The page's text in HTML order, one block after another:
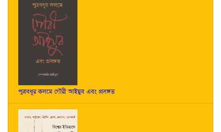
পুত্রবধূর কলমে গৌরী আইয়ুব এবং প্রসঙ্গত